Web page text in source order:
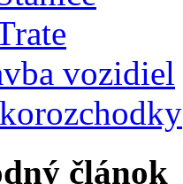
vozidiel
článok